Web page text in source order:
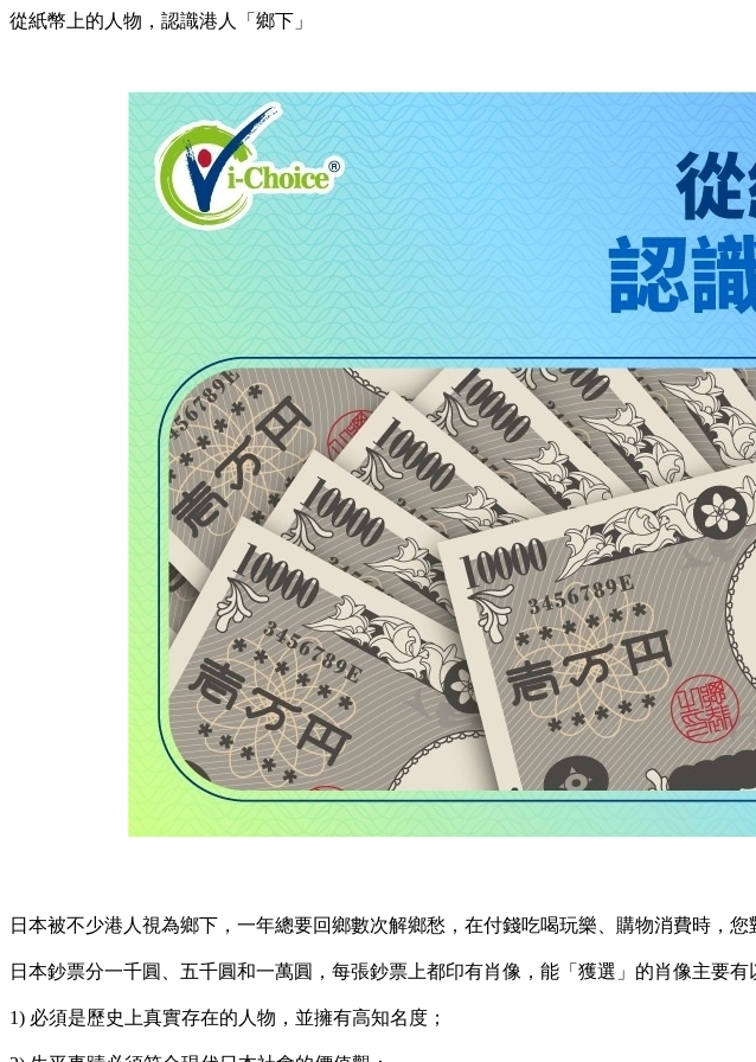
從紙幣上的人物，認識港人「鄉下」
日本被不少港人視為鄉下，一年總要回鄉數次解鄉愁，在付錢吃喝玩樂、購物消費時，您
日本鈔票分一千圓、五千圓和一萬圓，每張鈔票上都印有肖像，能「獲選」的肖像主要有
1) 必須是歷史上真實存在的人物，並擁有高知名度；